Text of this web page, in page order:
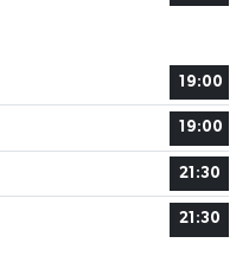
19:00
19:00
21:30
21:30